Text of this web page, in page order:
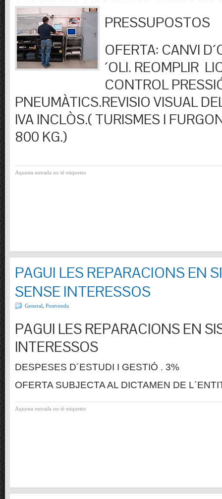
PRESSUPOSTOS
OFERTA: CANVI
´OLI. REOMPLIR
CONTROL
PNEUMÀTICS.REVISIO VISUAL
IVA INCLÒS.( TURISMES I
800 KG.)
Aquesta entrada no té etiquetes
PAGUI LES REPARACIONS EN
SENSE INTERESSOS
General Postvenda
PAGUI LES REPARACIONS EN
INTERESSOS
DESPESES D´ESTUDI I GESTIÓ . 3%
OFERTA SUBJECTA AL DICTAMEN DE
Aquesta entrada no té etiquetes